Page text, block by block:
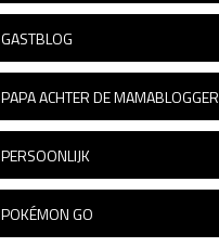
GASTBLOG
PAPA ACHTER DE MAMABLOGGER
PERSOONLIJK
POKÉMON GO